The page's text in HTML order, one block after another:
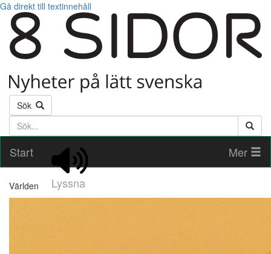
Gå direkt till textinnehåll
Sök
Söktext
Start
Lyssna
Mer
Världen